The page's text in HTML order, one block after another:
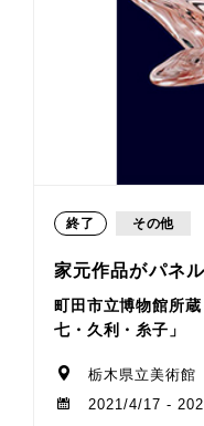
終了 その他
家元作品がパネ
町田市立博物館所
七・久利・糸子」
栃木県立美術館
2021/4/17 -